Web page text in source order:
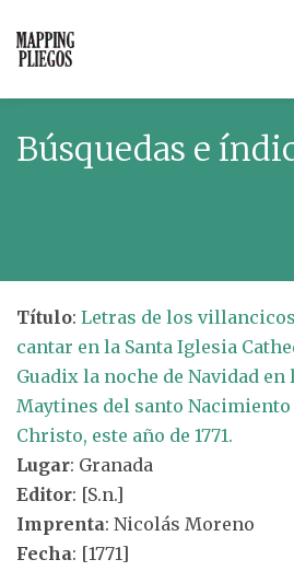
Búsquedas e
Título: Letras de los
cantar en la Santa Iglesia
Guadix la noche de Navidad
Maytines del santo Nacimiento
Christo, este año de 1771.
Lugar: Granada
Editor: [S.n.]
Imprenta: Nicolás Moreno
Fecha: [1771]